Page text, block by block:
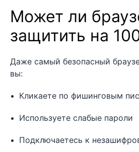
Может ли
защитить на
Даже самый безопасный
вы:
Кликаете по фишинговым
Используете слабые пароли
Подключаетесь к